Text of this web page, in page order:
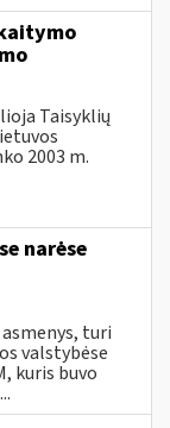
Taisyklių
2003 m.
narėse
turi
valstybėse
kuris buvo